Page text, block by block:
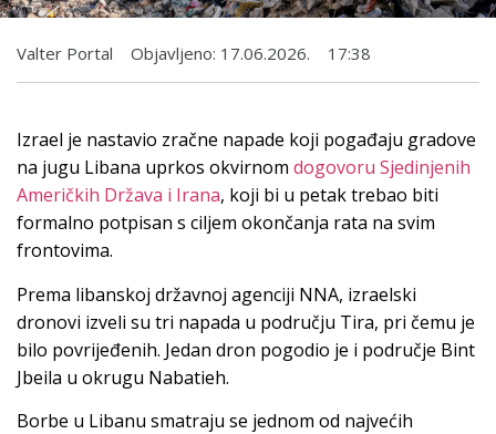
Valter Portal Objavljeno: 17.06.2026. 17:38
Izrael je nastavio zračne napade koji pogađaju gradove
na jugu Libana uprkos okvirnom dogovoru Sjedinjenih
Američkih Država i Irana, koji bi u petak trebao biti
formalno potpisan s ciljem okončanja rata na svim
frontovima.
Prema libanskoj državnoj agenciji NNA, izraelski
dronovi izveli su tri napada u području Tira, pri čemu je
bilo povrijeđenih. Jedan dron pogodio je i područje Bint
Jbeila u okrugu Nabatieh.
Borbe u Libanu smatraju se jednom od najvećih